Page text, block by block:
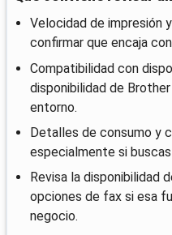
Velocidad de impresión
confirmar que encaja
Compatibilidad con
disponibilidad de
entorno.
Detalles de consumo y
especialmente si
Revisa la disponibilidad
opciones de fax si esa
negocio.